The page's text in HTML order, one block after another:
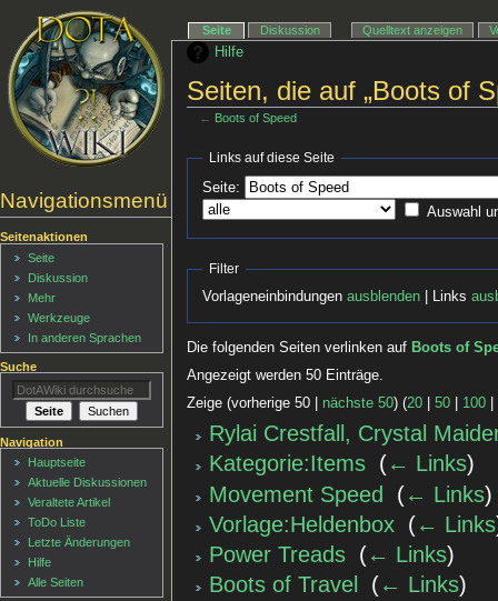
Hilfe
Seiten, die auf „Boots of
← Boots of Speed
Links auf diese Seite
Seite:
Auswahl
Filter
Vorlageneinbindungen ausblenden| Links
Die folgenden Seiten verlinken auf Boots of
Angezeigt werden 50 Einträge.
Zeige (vorherige 50 | nächste 50) (20 |50 100
Rylai Crestfall, Crystal
Kategorie:Items (← Links)
Movement Speed
(← Links)
Vorlage:Heldenbox (← Links
Power Treads (← Links)
Boots of Travel
(← Links)
Navigationsmenü
Seite Diskussion Quelltext anzeigen
Seitenaktionen
Seite
Diskussion
Mehr
Werkzeuge
In anderen Sprachen
Suche
Navigation
Hauptseite
Aktuelle Diskussionen
Veraltete Artikel
ToDo Liste
Letzte Änderungen
Hilfe
Alle Seiten